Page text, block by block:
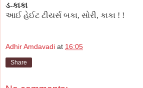
ડ-કાકા
આઈ હેઈટ ટીયર્સ બકા, સોરી, કાકા ! !
Adhir Amdavadi at 16:05
Share